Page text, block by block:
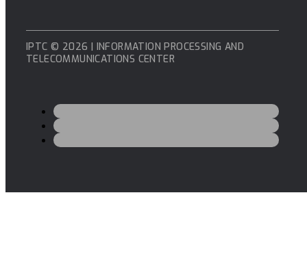
IPTC © 2026 | INFORMATION PROCESSING AND
TELECOMMUNICATIONS CENTER